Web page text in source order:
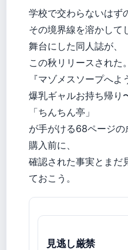
学校で交わらないはず
その境界線を溶かして
舞台にした同人誌が、
この秋リリースされた。
『マゾメスソープへよ
爆乳ギャルお持ち帰り
「ちんちん亭」
が手がける68ページの
購入前に、
確認された事実とまだ
ておこう。
見逃し厳禁